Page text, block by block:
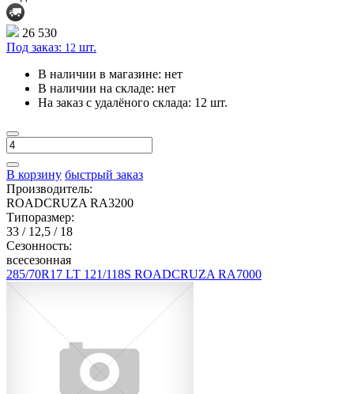
26 530
Под заказ: 12 шт.
В наличии в магазине: нет
В наличии на складе: нет
На заказ с удалёного склада: 12 шт.
В корзину быстрый заказ
Производитель:
ROADCRUZA RA3200
Типоразмер:
33 / 12,5 / 18
Сезонность:
всесезонная
285/70R17 LT 121/118S ROADCRUZA RA7000